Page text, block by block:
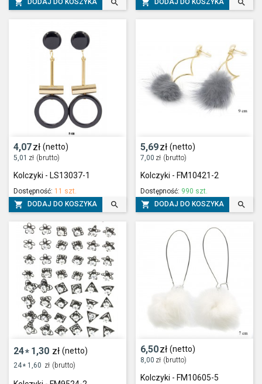
 DODAJ DO KOSZYKA   DODAJ DO KOSZYKA 
4,07zł (netto)
5,01 zł (brutto)
Kolczyki - LS13037-1
Dostępność: 11 szt.
 DODAJ DO KOSZYKA 
5,69zł (netto)
7,00 zł (brutto)
Kolczyki - FM10421-2
Dostępność: 990 szt.
 DODAJ DO KOSZYKA 
24* 1,30 zł (netto)
24* 1,60 zł (brutto)
6,50zł (netto)
8,00 zł (brutto)
Kolczyki - FM10605-5